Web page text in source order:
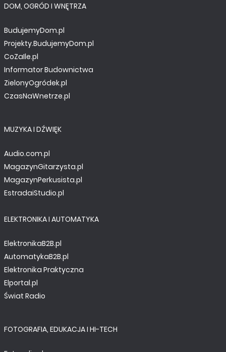
DOM, OGRÓD I WNĘTRZA
BudujemyDom.pl
Projekty.BudujemyDom.pl
CoZaIle.pl
Informator Budownictwa
ZielonyOgródek.pl
CzasNaWnetrze.pl
MUZYKA I DŹWIĘK
Audio.com.pl
MagazynGitarzysta.pl
MagazynPerkusista.pl
EstradaiStudio.pl
ELEKTRONIKA I AUTOMATYKA
ElektronikaB2B.pl
AutomatykaB2B.pl
Elektronika Praktyczna
Elportal.pl
Świat Radio
FOTOGRAFIA, EDUKACJA I HI-TECH